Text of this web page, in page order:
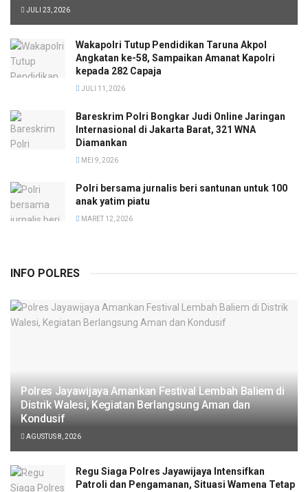
JULI 23, 2026
Wakapolri Tutup Pendidikan Taruna Akpol
Angkatan ke-58, Sampaikan Amanat Kapolri
kepada 282 Capaja
JULI 11, 2026
Bareskrim Polri Bongkar Judi Online Jaringan
Internasional di Jakarta Barat, 321 WNA
Diamankan
MEI 9, 2026
Polri bersama jurnalis beri santunan untuk 100
anak yatim piatu
MARET 12, 2026
INFO POLRES
Polres Jayawijaya Amankan Festival Lembah Baliem di
Distrik Walesi, Kegiatan Berlangsung Aman dan
Kondusif
AGUSTUS 8, 2026
Regu Siaga Polres Jayawijaya Intensifkan
Patroli dan Pengamanan, Situasi Wamena Tetap